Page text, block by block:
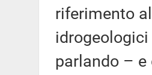
riferimento
parlando – e